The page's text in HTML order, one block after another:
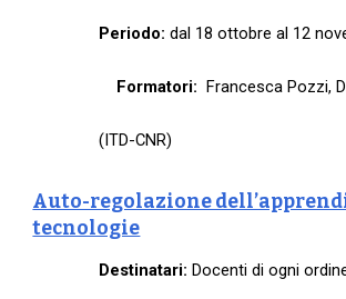
Periodo: dal 18 ottobre al 12
Formatori:Francesca Pozzi,
(ITD-CNR)
Auto-regolazione
tecnologie
Destinatari: Docenti di ogni